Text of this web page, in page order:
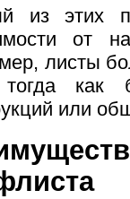
из этих
от
листы
тогда
или